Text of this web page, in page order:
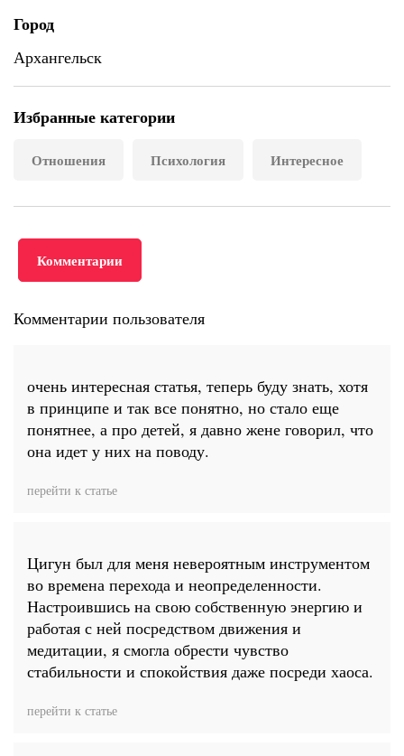
Город
Архангельск
Избранные категории
Отношения Психология Интересное
Комментарии
Комментарии пользователя
очень интересная статья, теперь буду знать, хотя
в принципе и так все понятно, но стало еще
понятнее, а про детей, я давно жене говорил, что
она идет у них на поводу.
перейти к статье
Цигун был для меня невероятным инструментом
во времена перехода и неопределенности.
Настроившись на свою собственную энергию и
работая с ней посредством движения и
медитации, я смогла обрести чувство
стабильности и спокойствия даже посреди хаоса.
перейти к статье